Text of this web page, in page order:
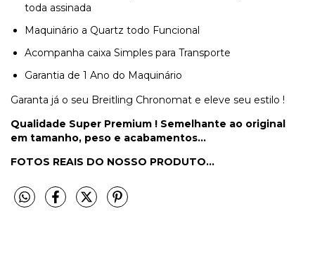
toda assinada
Maquinário a Quartz todo Funcional
Acompanha caixa Simples para Transporte
Garantia de 1 Ano do Maquinário
Garanta já o seu Breitling Chronomat e eleve seu estilo !
Qualidade Super Premium ! Semelhante ao original
em tamanho, peso e acabamentos...
FOTOS REAIS DO NOSSO PRODUTO...